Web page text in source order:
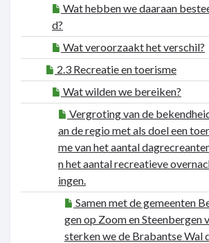
Wat hebben we daaraan
d?
Wat veroorzaakt het verschil?
2.3 Recreatie en toerisme
Wat wilden we bereiken?
Vergroting van de
an de regio met als doel een
me van het aantal
n het aantal recreatieve
ingen.
Samen met de gemeenten
gen op Zoom en Steenbergen
sterken we de Brabantse Wal